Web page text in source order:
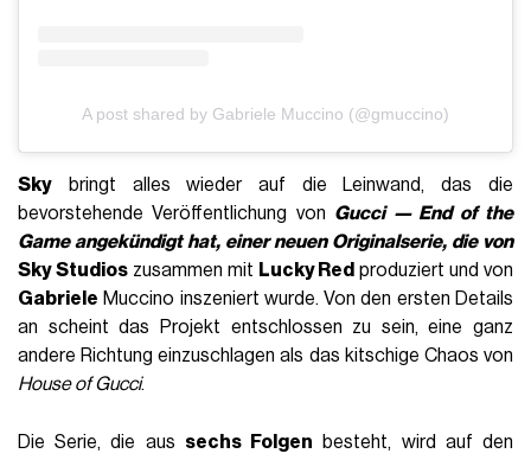
A post shared by Gabriele Muccino (@gmuccino)
Sky bringt alles wieder auf die Leinwand, das die
bevorstehende Veröffentlichung von Gucci — End of the
Game angekündigt hat, einer neuen Originalserie, die von
Sky Studioszusammen mit Lucky Red produziert und von
Gabriele Muccino inszeniert wurde. Von den ersten Details
an scheint das Projekt entschlossen zu sein, eine ganz
andere Richtung einzuschlagen als das kitschige Chaos von
House of Gucci.
Die Serie, die aus sechs Folgen besteht, wird auf den